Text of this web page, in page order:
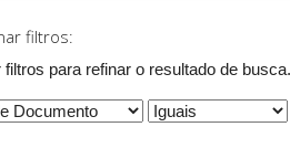
filtros:
filtros para refinar o resultado de busca.